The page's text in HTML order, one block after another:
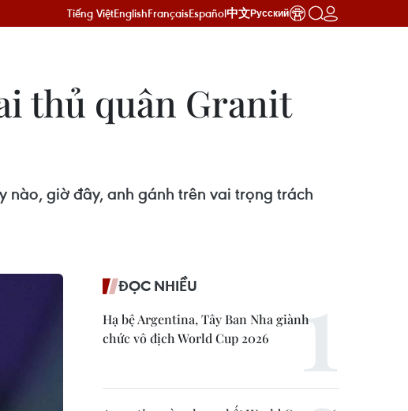
Tiếng ViệtEnglishFrançaisEspañol中文Русский
thủ quân Granit
giờ đây, anh gánh trên vai trọng trách
ĐỌC NHIỀU
Hạ bệ Argentina, Tây Ban Nha giành
chức vô địch World Cup 2026